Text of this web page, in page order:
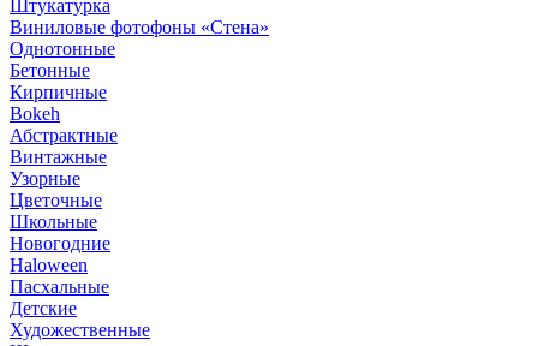
Штукатурка
Виниловые фотофоны «Стена»
Однотонные
Бетонные
Кирпичные
Bokeh
Абстрактные
Винтажные
Узорные
Цветочные
Школьные
Новогодние
Haloween
Пасхальные
Детские
Художественные